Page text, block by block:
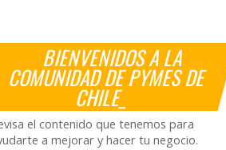
BIENVENIDOS A LA
COMUNIDAD DE PYMES DE
CHILE_
el contenido que tenemos para
a mejorar y hacer tu negocio.